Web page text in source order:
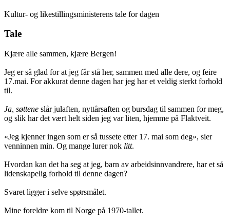
Kultur- og likestillingsministerens tale for dagen
Tale
Kjære alle sammen, kjære Bergen!
Jeg er så glad for at jeg får stå her, sammen med alle dere, og feire
17.mai. For akkurat denne dagen har jeg har et veldig sterkt forhold
til.
Ja, søttene slår julaften, nyttårsaften og bursdag til sammen for meg,
og slik har det vært helt siden jeg var liten, hjemme på Flaktveit.
«Jeg kjenner ingen som er så tussete etter 17. mai som deg», sier
venninnen min. Og mange lurer nok litt.
Hvordan kan det ha seg at jeg, barn av arbeidsinnvandrere, har et så
lidenskapelig forhold til denne dagen?
Svaret ligger i selve spørsmålet.
Mine foreldre kom til Norge på 1970-tallet.